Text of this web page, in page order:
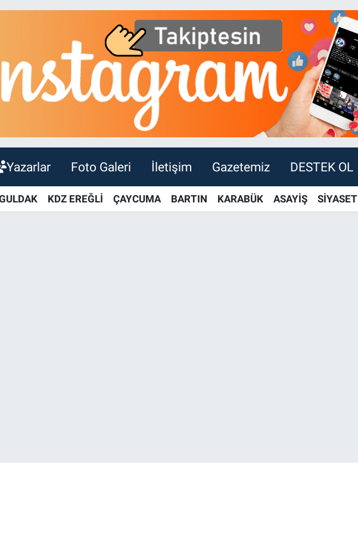
Yazarlar Foto Galeri İletişim Gazetemiz DESTEK OL
KDZ EREĞLİ ÇAYCUMA BARTIN KARABÜK ASAYİŞ SİYASET